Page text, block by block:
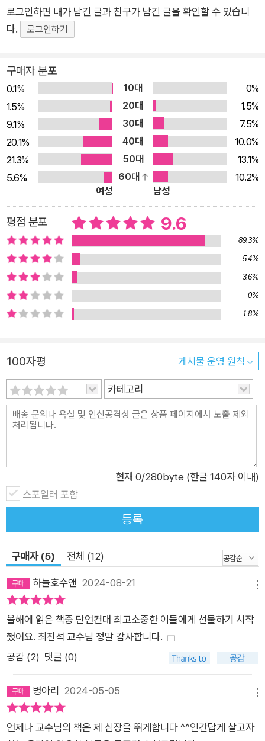
고 또렷한 무언가를 손에 쥐고 싶은 마음이 곧 고통으로 이어진다
는 것. ‘인생은 고통의 바다’라는 말에는 이러한 관점이 숨어 있
고, 이 고통의 바다를 건너기 위한 지혜가 바로 ‘건너감의 지혜’이
베푸는 지혜. 다른 사람에게 베풀면, 되레 내가 크고 넓어짐을 알
고 베푸는 것 둘째, 스스로 다짐을 지키는 지혜. 자신이 정한 규칙
을 멈추지 않고 부단히 반복해내는 것 셋째, 번뇌를 묵묵히 견디
는 지혜. 기존의 틀에서 벗어날 때 가해지는 비난과 오욕을 견디
는 것 넷째, 물러섬 없이 나아가는 지혜. 용맹정진의 태도로 물러
섬 없이 끝까지 나아가는 것 다섯째, 자신의 마음을 지켜내는 지
혜. 자신을 믿고 배려하며 자신을 가장 존귀하게 대하는 것 여섯
째, 다섯 지혜를 실천해내는 지혜. 세상의 이치를 깨닫고, 다섯 지
혜를 실천으로 옮기는 것 건너감의 지혜란 한순간도 멈추지 않는
세상의 흐름에 짓눌리지 않고, 익숙한 이곳을 떠나 미지의 저곳으
로 먼저 발을 내딛는 한 걸음이다. 그런 동시에 있는 그대로 보는
것이다. 세상을 내가 보고 싶은 방식으로 보지 않고, 있는 그대로
의 세상을 바라보는 시선이다. 그리하며 멈추지 않고 계속 내딛는
한 걸음, 즉 앎 이전의 실천이다. 더욱 빠르게 변해서 더욱 고통스
러운 시대에 마음의 닻이 되어주는 지혜의 정수 최진석 교수가 거
는 것이다. 도대체 무엇을 건너가라는 것일까? 이 질문에 반야심
경은 답한다. 그 무엇은 ‘자신의 내면’에서 길어 올리는 것이라고.
내용이 정해져 있다면 모두가 똑같은 노선과 내용을 습득해야 한
다. 고정된 어떠한 배움을 상정해야 한다. 하지만 세상에 고정되
고 불변한 것은 없으니, 건너감의 지혜는 형식으로만 존재한다.
삶을 고통스러운 것으로, 세상을 고통스러운 곳으로 보아온 관점
이 오늘날 대단히 유난스럽거나 새로운 시선은 아니다. 그런데 이
러한 철학이 유독 지금, 오늘날에 더욱 크게 공명하는 듯한 까닭
은 무엇일까? 그건 아마도 분명 지금이 여느 때보다 커다란 변화
것이다. 오래도록 변치 않고 전해지는 인류의 지혜인 동시에, 유
미에서, 《건너가는 자》는 오늘날의 우리가 한 번은 반드시 읽어
야만 하는 작품이다. 언제고 고통이 치밀어 오를 때면, 항상 마음
의 닻이 되어주는 지혜의 정수를 맛보라.
로그인하면 내가 남긴 글과 친구가 남긴 글을 확인할 수 있습니
다.
로그인하기
구매자 분포
0.1% 10대
0%
1.5%
20대
1.5%
9.1%
30대
7.5%
20.1%
40대
10.0%
21.3%
50대
13.1%
5.6%
60대
10.2%
여성
남성
평점 분포 9.6
89.3%
5.4%
3.6%
0%
1.8%
100자평 게시물 운영 원칙
카테고리
현재 0/280byte (한글 140자 이내)
스포일러 포함
등록
구매자 (5) 전체 (12)
하늘호수앤 2024-08-21
올해에 읽은 책중 단언컨대 최고소중한 이들에게 선물하기 시작
했어요. 최진석 교수님 정말 감사합니다.
공감 (2) 댓글 (0)
병아리 2024-05-05
언제나 교수님의 책은 제 심장을 뛰게합니다 ^^인간답게 살고자